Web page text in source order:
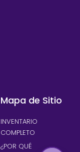
Mapa de Sitio
INVENTARIO
COMPLETO
¿POR QUÉ